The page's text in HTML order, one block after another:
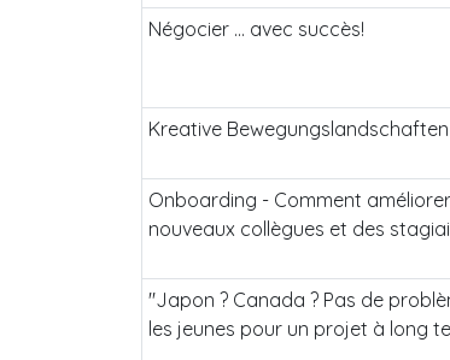
Négocier ... avec succès!
Kreative
Onboarding - Comment
nouveaux collègues et des
"Japon ? Canada ? Pas de
les jeunes pour un projet à long